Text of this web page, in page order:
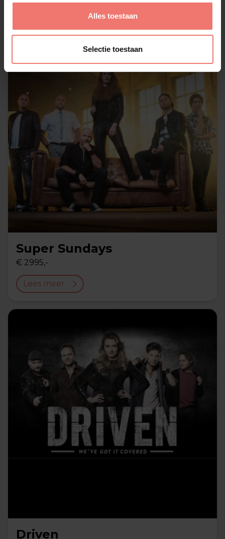
Alles toestaan
Selectie toestaan
Super Sundays
€ 2995,-
Lees meer
Driven